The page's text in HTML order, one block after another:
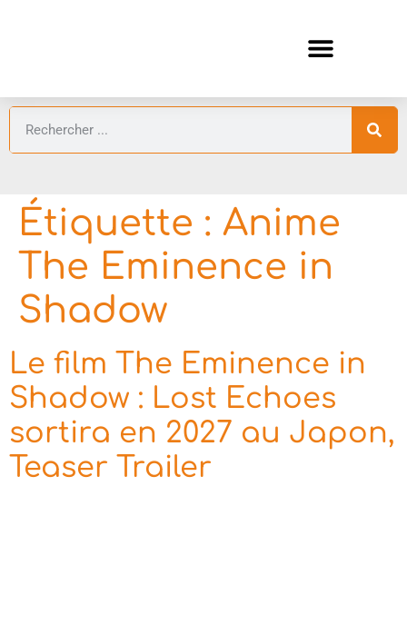
Étiquette : Anime
The Eminence in
Shadow
Le film The Eminence in
Shadow : Lost Echoes
sortira en 2027 au Japon,
Teaser Trailer